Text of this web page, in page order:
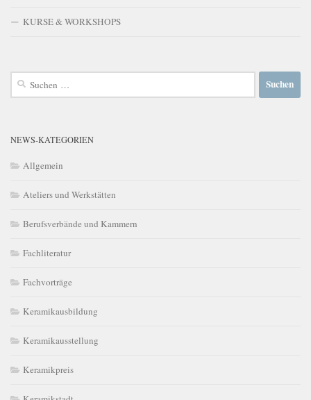
KURSE & WORKSHOPS
Suchen
NEWS-KATEGORIEN
Allgemein
Ateliers und Werkstätten
Berufsverbände und Kammern
Fachliteratur
Fachvorträge
Keramikausbildung
Keramikausstellung
Keramikpreis